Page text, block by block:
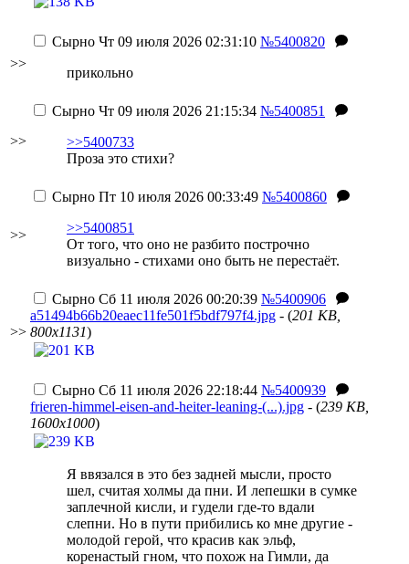
>>
Сырно Чт 09 июля 2026 02:31:10 №5400820
прикольно
>>
Сырно Чт 09 июля 2026 21:15:34 №5400851
>>5400733
Проза это стихи?
>>
Сырно Пт 10 июля 2026 00:33:49 №5400860
>>5400851
От того, что оно не разбито построчно
визуально - стихами оно быть не перестаёт.
>>
Сырно Сб 11 июля 2026 00:20:39 №5400906
a51494b66b20eaec11fe501f5bdf797f4.jpg - (201 KB,
800x1131)
Сырно Сб 11 июля 2026 22:18:44 №5400939
frieren-himmel-eisen-and-heiter-leaning-(...).jpg - (239 KB,
1600x1000)
Я ввязался в это без задней мысли, просто
шел, считая холмы да пни. И лепешки в сумке
заплечной кисли, и гудели где-то вдали
слепни. Но в пути прибились ко мне другие -
молодой герой, что красив как эльф,
коренастый гном, что похож на Гимли, да